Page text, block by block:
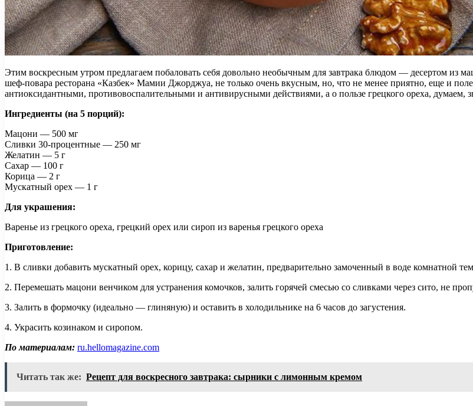
Этим воскресным утром предлагаем побаловать себя довольно необычным для завтрака блюдом — десертом из
шеф-повара ресторана «Казбек» Мамии Джорджуа, не только очень вкусным, но, что не менее приятно, еще и
антиоксидантными, противовоспалительными и антивирусными действиями, а о пользе грецкого ореха, думаем,
Ингредиенты (на 5 порций):
Мацони — 500 мг
Сливки 30-процентные — 250 мг
Желатин — 5 г
Сахар — 100 г
Корица — 2 г
Мускатный орех — 1 г
Для украшения:
Варенье из грецкого ореха, грецкий орех или сироп из варенья грецкого ореха
Приготовление:
1. В сливки добавить мускатный орех, корицу, сахар и желатин, предварительно замоченный в воде комнатной
2. Перемешать мацони венчиком для устранения комочков, залить горячей смесью со сливками через сито, не
3. Залить в формочку (идеально — глиняную) и оставить в холодильнике на 6 часов до загустения.
4. Украсить козинаком и сиропом.
По материалам: ru.hellomagazine.com
Читать так же: Рецепт для воскресного завтрака: сырники с лимонным кремом